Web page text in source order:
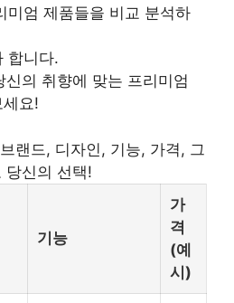
미엄 제품들을 비교 분석하
합니다.
의 취향에 맞는 프리미엄
요!
랜드, 디자인, 기능, 가격, 그
당신의 선택!
기능
가
격
(예
시)